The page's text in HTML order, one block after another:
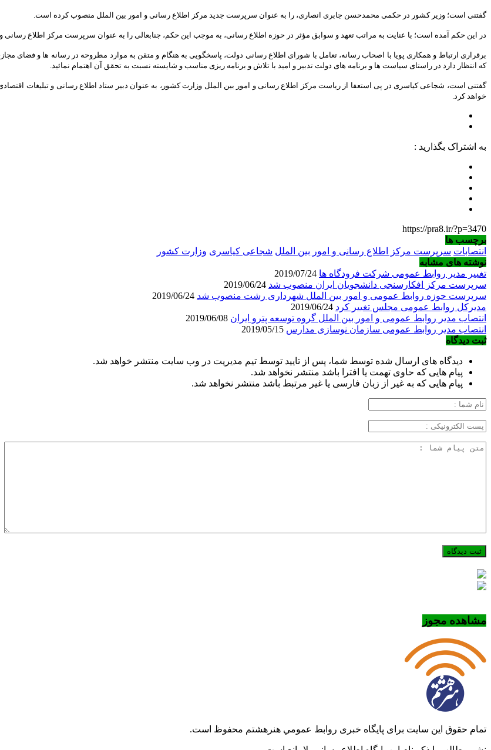
گفتنی است؛ وزیر کشور در حکمی محمدحسن جابری انصاری، را به عنوان سرپرست جدید مرکز اطلاع رسانی و امور بین الملل منصوب کرده است.
در این حکم آمده است؛ با عنایت به مراتب تعهد و سوابق مؤثر در حوزه اطلاع رسانی، به موجب این حکم، جنابعالی را به عنوان سرپرست مرکز اطلاع رسانی
برقراری ارتباط و همکاری پویا با اصحاب رسانه، تعامل با شورای اطلاع رسانی دولت، پاسخگویی به هنگام و متقن به موارد مطروحه در رسانه ها و فضای
که انتظار دارد در راستای سیاست ها و برنامه های دولت تدبیر و امید با تلاش و برنامه ریزی مناسب و شایسته نسبت به تحقق آن اهتمام نمائید.
گفتنی است، شجاعی کیاسری در پی استعفا از ریاست مرکز اطلاع رسانی و امور بین الملل وزارت کشور، به عنوان دبیر ستاد اطلاع رسانی و تبلیغات
خواهد کرد.
به اشتراک بگذارید :
https://pra8.ir/?p=3470
برچسب ها
انتصابات سرپرست مرکز اطلاع رسانی و امور بین الملل شجاعی کیاسری وزارت کشور
نوشته های مشابه
تغییر مدیر روابط عمومی شرکت فرودگاه ها
سرپرست مرکز افکارسنجی دانشجویان ایران منصوب شد
سرپرست حوزه روابط عمومی و امور بین الملل شهرداری رشت منصوب شد
مدیرکل روابط عمومی مجلس تغییر کرد
انتصاب مدیر روابط عمومی و امور بین الملل گروه توسعه پترو ایران
انتصاب مدیر روابط عمومی سازمان نوسازی مدارس
ثبت دیدگاه
دیدگاه های ارسال شده توسط شما، پس از تایید توسط تیم مدیریت در وب سایت منتشر خواهد شد.
پیام هایی که حاوی تهمت یا افترا باشد منتشر نخواهد شد.
پیام هایی که به غیر از زبان فارسی یا غیر مرتبط باشد منتشر نخواهد شد.
مشاهده مجوز
تمام حقوق این سایت برای پایگاه خبری روابط عمومي هنرهشتم محفوظ است.